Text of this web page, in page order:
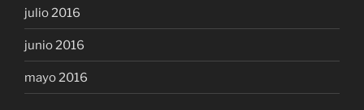
julio 2016
junio 2016
mayo 2016